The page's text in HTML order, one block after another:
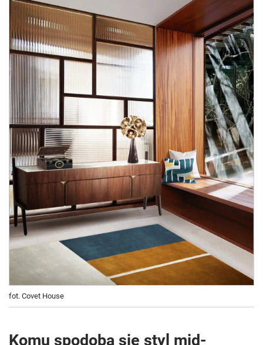
fot. Covet House
Komu spodoba się styl mid-